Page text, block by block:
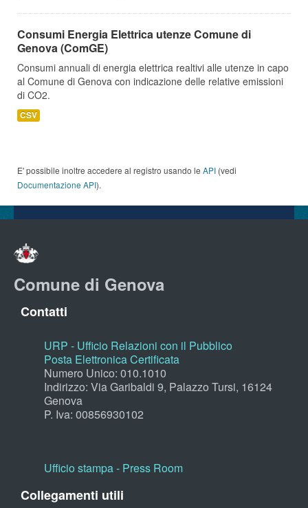
Consumi Energia Elettrica utenze Comune di
Genova (ComGE)
Consumi annuali di energia elettrica realtivi alle utenze in capo
al Comune di Genova con indicazione delle relative emissioni
di CO2.
CSV
E' possibile inoltre accedere al registro usando le API (vedi
Documentazione API).
Comune di Genova
Contatti
URP - Ufficio Relazioni con il Pubblico
Posta Elettronica Certificata
Numero Unico: 010.1010
Indirizzo: Via Garibaldi 9, Palazzo Tursi, 16124
Genova
P. Iva: 00856930102
Ufficio stampa - Press Room
Collegamenti utili